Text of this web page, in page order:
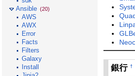
銀行 †
Ansible (20)
AWS
AWX
Error
Facts
Filters
Galaxy
Install